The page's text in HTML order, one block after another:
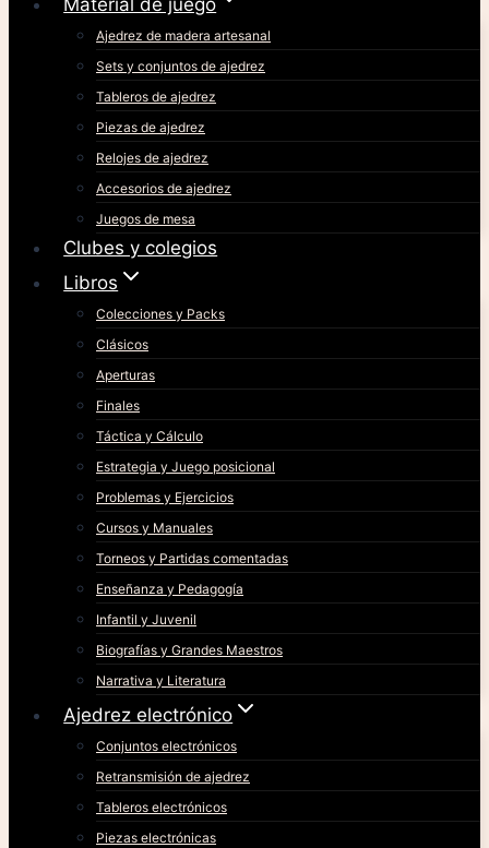
Material de juego
Ajedrez de madera artesanal
Sets y conjuntos de ajedrez
Tableros de ajedrez
Piezas de ajedrez
Relojes de ajedrez
Accesorios de ajedrez
Juegos de mesa
Clubes y colegios
Libros
Colecciones y Packs
Clásicos
Aperturas
Finales
Táctica y Cálculo
Estrategia y Juego posicional
Problemas y Ejercicios
Cursos y Manuales
Torneos y Partidas comentadas
Enseñanza y Pedagogía
Infantil y Juvenil
Biografías y Grandes Maestros
Narrativa y Literatura
Ajedrez electrónico
Conjuntos electrónicos
Retransmisión de ajedrez
Tableros electrónicos
Piezas electrónicas